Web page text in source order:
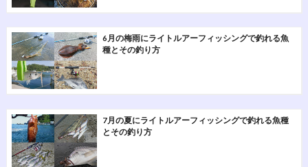
6月の梅雨にライトルアーフィッシングで釣れる魚
種とその釣り方
7月の夏にライトルアーフィッシングで釣れる魚種
とその釣り方